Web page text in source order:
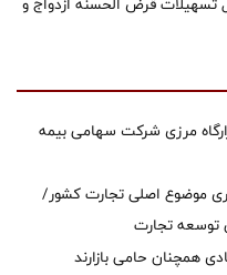
مرزی شرکت سهامی بیمه
موضوع اصلی تجارت کشور/
توسعه تجارت
همچنان حامی بازارند